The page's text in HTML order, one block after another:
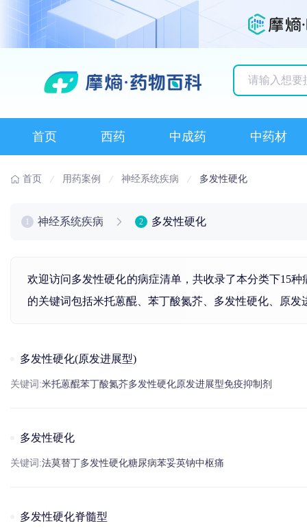
首页 西药 中成药 中药材
首页 用药案例 神经系统疾病 多发性硬化
神经系统疾病 2 多发性硬化
欢迎访问多发性硬化的病症清单，共收录了本分类下15
的关键词包括米托蒽醌 、苯丁酸氮芥 多发性硬化 、原
多发性硬化(原发进展型)
关键词:米托蒽醌苯丁酸氮芥多发性硬化原发进展型免疫抑制剂
多发性硬化
关键词:法莫替丁多发性硬化糖尿病苯妥英钠中枢痛
多发性硬化脊髓型